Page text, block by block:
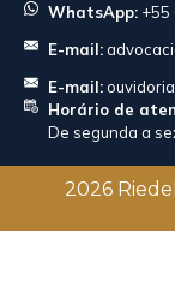
WhatsApp: +55
E-mail:
E-mail:
Horário de
De segunda a
2026